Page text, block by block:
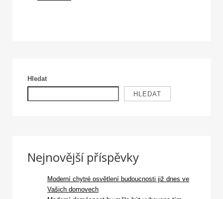
Hledat
HLEDAT
Nejnovější příspěvky
Moderní chytré osvětlení budoucnosti již dnes ve
Vašich domovech